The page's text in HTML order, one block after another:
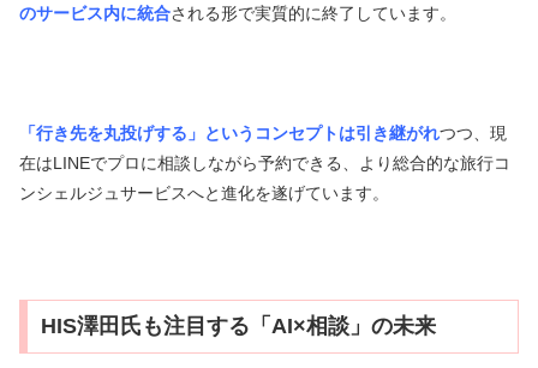
のサービス内に統合される形で実質的に終了しています。
「行き先を丸投げする」というコンセプトは引き継がれつつ、現
在はLINEでプロに相談しながら予約できる、より総合的な旅行コ
ンシェルジュサービスへと進化を遂げています。
HIS澤田氏も注目する「AI×相談」の未来